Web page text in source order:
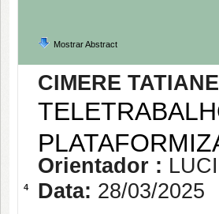
Mostrar Abstract
4
CIMERE
Orientador :
Data: 28/03/2025